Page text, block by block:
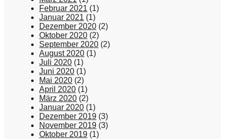
Februar 2021 (1)
Januar 2021 (1)
Dezember 2020 (2)
Oktober 2020 (2)
September 2020 (2)
August 2020 (1)
Juli 2020 (1)
Juni 2020 (1)
Mai 2020 (2)
April 2020 (1)
März 2020 (2)
Januar 2020 (1)
Dezember 2019 (3)
November 2019 (3)
Oktober 2019 (1)